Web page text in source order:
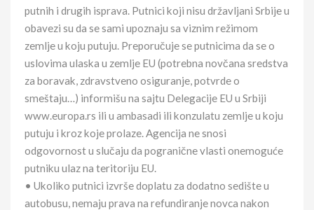
putnih i drugih isprava. Putnici koji nisu državljani Srbije u
obavezi su da se sami upoznaju sa viznim režimom
zemlje u koju putuju. Preporučuje se putnicima da se o
uslovima ulaska u zemlje EU (potrebna novčana sredstva
za boravak, zdravstveno osiguranje, potvrde o
smeštaju…) informišu na sajtu Delegacije EU u Srbiji
www.europa.rs ili u ambasadi ili konzulatu zemlje u koju
putuju i kroz koje prolaze. Agencija ne snosi
odgovornost u slučaju da pogranične vlasti onemoguće
putniku ulaz na teritoriju EU.
• Ukoliko putnici izvrše doplatu za dodatno sedište u
autobusu, nemaju prava na refundiranje novca nakon